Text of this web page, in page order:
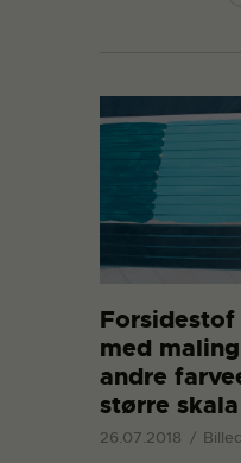
med
andre
større skala
26.07.2018